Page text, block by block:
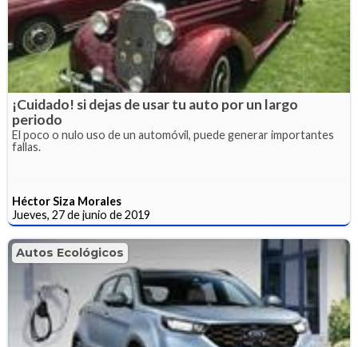
¡Cuidado! si dejas de usar tu auto por un largo
periodo
El poco o nulo uso de un automóvil, puede generar importantes
fallas.
Héctor Siza Morales
Jueves, 27 de junio de 2019
Autos Ecológicos